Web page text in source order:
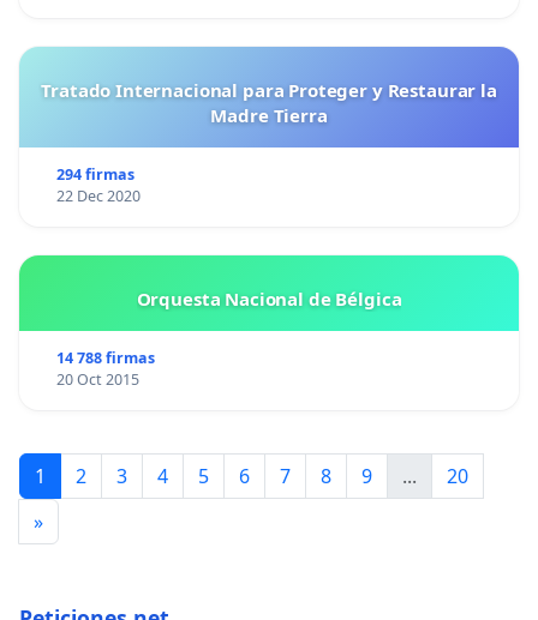
Tratado Internacional para Proteger y Restaurar la
Madre Tierra
294 firmas
22 Dec 2020
Orquesta Nacional de Bélgica
14 788 firmas
20 Oct 2015
1 2 3 4 5 6 7 8 9 ...
20
»